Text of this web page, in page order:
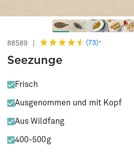
88589 (73)*
Seezunge
Frisch
Ausgenommen und mit Kopf
Aus Wildfang
400-500g